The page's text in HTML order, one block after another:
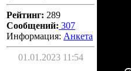
Рейтинг: 289
Сообщений: 307
Информация: Aнкета
01.01.2023 11:54